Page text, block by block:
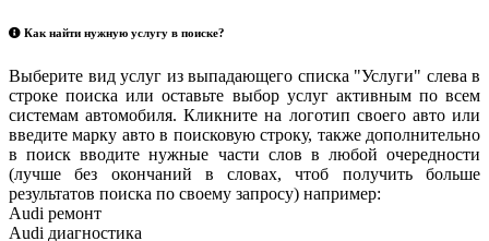
Как найти нужную услугу в поиске?
Выберите вид услуг из выпадающего списка "Услуги" слева в
строке поиска или оставьте выбор услуг активным по всем
системам автомобиля. Кликните на логотип своего авто или
введите марку авто в поисковую строку, также дополнительно
в поиск вводите нужные части слов в любой очередности
(лучше без окончаний в словах, чтоб получить больше
результатов поиска по своему запросу) например:
Audi ремонт
Audi диагностика